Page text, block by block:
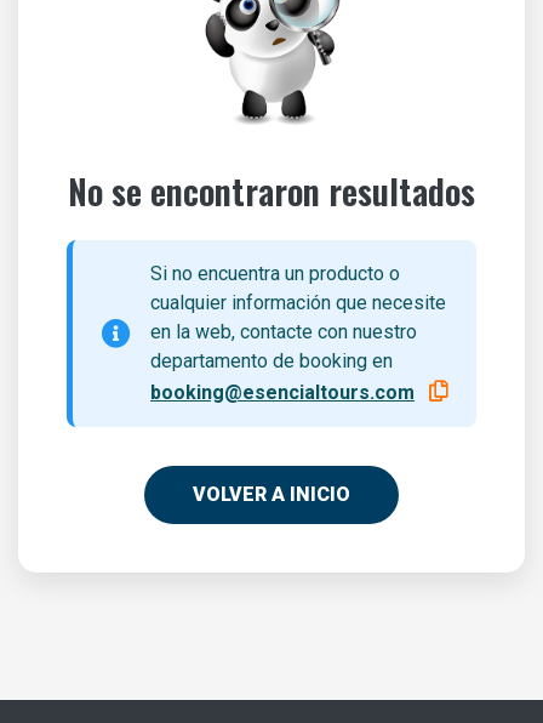
No se encontraron resultados
Si no encuentra un producto o
cualquier información que necesite
en la web, contacte con nuestro
departamento de booking en
booking@esencialtours.com
VOLVER A INICIO